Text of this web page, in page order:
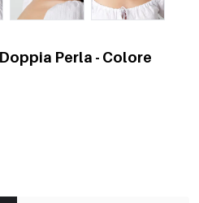
Perla - Colore